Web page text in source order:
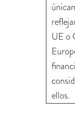
UE o
ellos.